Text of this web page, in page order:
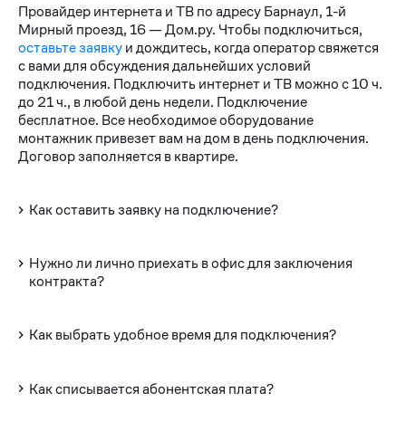
Провайдер интернета и ТВ по адресу Барнаул, 1-й
Мирный проезд, 16 — Дом.ру. Чтобы подключиться,
оставьте заявкуи дождитесь, когда оператор свяжется
с вами для обсуждения дальнейших условий
подключения. Подключить интернет и ТВ можно с 10 ч.
до 21 ч., в любой день недели. Подключение
бесплатное. Все необходимое оборудование
монтажник привезет вам на дом в день подключения.
Договор заполняется в квартире.
Как оставить заявку на подключение?
Нужно ли лично приехать в офис для заключения
контракта?
Как выбрать удобное время для подключения?
Как списывается абонентская плата?